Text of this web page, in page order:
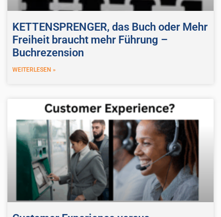
KETTENSPRENGER, das Buch oder Mehr
Freiheit braucht mehr Führung –
Buchrezension
WEITERLESEN »